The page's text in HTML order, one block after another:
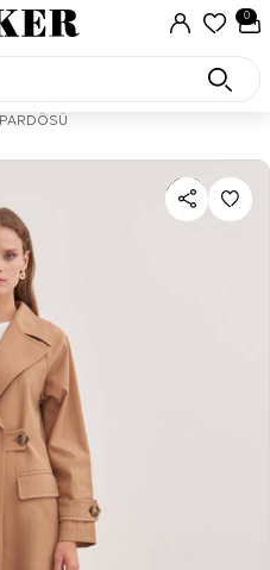
0
PARDÖSÜ